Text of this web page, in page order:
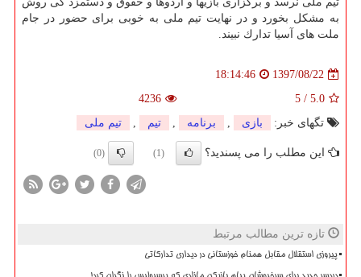
به مشكل بخورد و در نهایت تیم ملی به خوبی برای حضور در جام
ملت های آسیا تدارك نبیند.
1397/08/22
18:14:46
5.0
/
5
4236
تگهای خبر:
بازی , برنامه , تیم , تیم ملی
این مطلب را می پسندید؟ (1)
(0)
تازه ترین مطالب مرتبط
پیروزی استقلال مقابل همنام خوزستانی در دیداری تدارکاتی